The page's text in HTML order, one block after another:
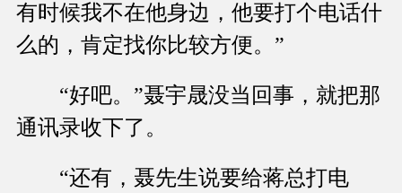
有时候我不在他身边，他要打个电话什
么的，肯定找你比较方便。”
“好吧。”聂宇晟没当回事，就把那
通讯录收下了。
“还有，聂先生说要给蒋总打电